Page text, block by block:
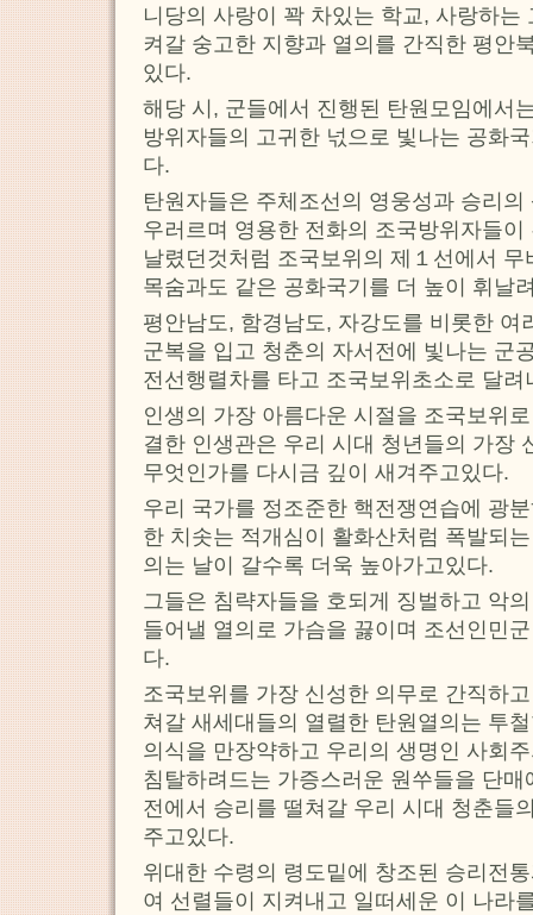
니당의 사랑이 꽉 차있는 학교, 사랑하는
켜갈 숭고한 지향과 열의를 간직한 평안
있다.
해당 시, 군들에서 진행된 탄원모임에서
방위자들의 고귀한 넋으로 빛나는 공화
다.
탄원자들은 주체조선의 영웅성과 승리
우러르며 영용한 전화의 조국방위자들
날렸던것처럼 조국보위의 제１선에서
목숨과도 같은 공화국기를 더 높이 휘날
평안남도, 함경남도, 자강도를 비롯한 여
군복을 입고 청춘의 자서전에 빛나는 군
전선행렬차를 타고 조국보위초소로 달려
인생의 가장 아름다운 시절을 조국보위
결한 인생관은 우리 시대 청년들의 가장
무엇인가를 다시금 깊이 새겨주고있다.
우리 국가를 정조준한 핵전쟁연습에 광
한 치솟는 적개심이 활화산처럼 폭발되
의는 날이 갈수록 더욱 높아가고있다.
그들은 침략자들을 호되게 징벌하고 악
들어낼 열의로 가슴을 끓이며 조선인민
다.
조국보위를 가장 신성한 의무로 간직하
쳐갈 새세대들의 열렬한 탄원열의는 투
의식을 만장약하고 우리의 생명인 사회
침탈하려드는 가증스러운 원쑤들을 단
전에서 승리를 떨쳐갈 우리 시대 청춘들
주고있다.
위대한 수령의 령도밑에 창조된 승리전
여 선렬들이 지켜내고 일떠세운 이 나라